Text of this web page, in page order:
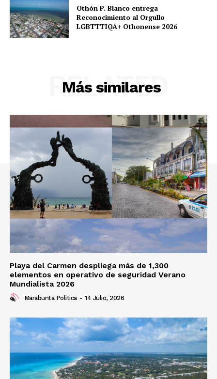
Othón P. Blanco entrega
Reconocimiento al Orgullo
LGBTTTIQA+ Othonense 2026
Más similares
RELATED
Playa del Carmen despliega más de 1,300
elementos en operativo de seguridad Verano
Mundialista 2026
Marabunta Politica - 14 Julio, 2026